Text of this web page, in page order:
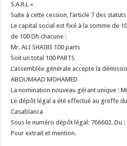
S.A.R.L »
Suite à cette cession, l’article 7 des
Le capital social est fixé à la somme de
de 100Dh chacune :
Mr. ALI SHAIBI 100 parts
Soit un total 100 PARTS
L’assemblée générale accepte la
ABOUMAAD MOHAMED
La nomination nouveau gérant unique :
Le dépôt légal a été effectué au greffe
Casablanca
Sous le numéro dépôt légal: 766602. Du
Pour extrait et mention.